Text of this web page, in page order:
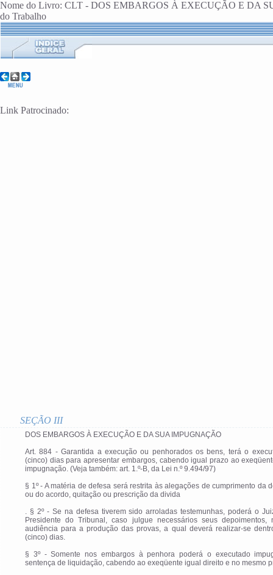
Nome do Livro: CLT - DOS EMBARGOS À EXECUÇÃO E DA
do Trabalho
Link Patrocinado:
SEÇÃO III
DOS EMBARGOS À EXECUÇÃO E DA SUA IMPUGNAÇÃO
Art. 884 - Garantida a execução ou penhorados os bens, terá o
(cinco) dias para apresentar embargos, cabendo igual prazo ao
impugnação. (Veja também: art. 1.º-B, da Lei n.º 9.494/97)
§ 1º - A matéria de defesa será restrita às alegações de cumprimento da
ou do acordo, quitação ou prescrição da divida
. § 2º - Se na defesa tiverem sido arroladas testemunhas, poderá o
Presidente do Tribunal, caso julgue necessários seus depoimentos,
audiência para a produção das provas, a qual deverá realizar-se
(cinco) dias.
§ 3º - Somente nos embargos à penhora poderá o executado
sentença de liquidação, cabendo ao exeqüente igual direito e no mesmo